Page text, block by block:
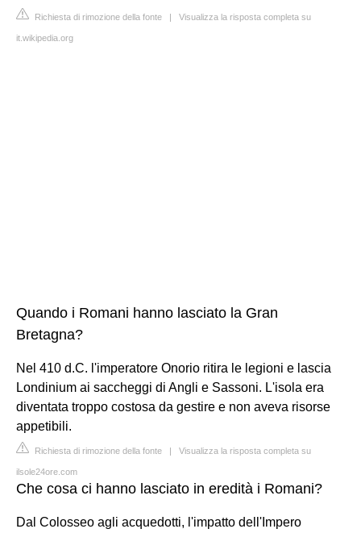
Richiesta di rimozione della fonte | Visualizza la risposta completa su
it.wikipedia.org
Quando i Romani hanno lasciato la Gran
Bretagna?
Nel 410 d.C. l'imperatore Onorio ritira le legioni e lascia
Londinium ai saccheggi di Angli e Sassoni. L'isola era
diventata troppo costosa da gestire e non aveva risorse
appetibili.
Richiesta di rimozione della fonte | Visualizza la risposta completa su
ilsole24ore.com
Che cosa ci hanno lasciato in eredità i Romani?
Dal Colosseo agli acquedotti, l'impatto dell'Impero